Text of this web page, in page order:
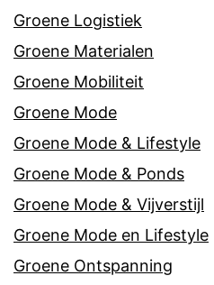
Groene Logistiek
Groene Materialen
Groene Mobiliteit
Groene Mode
Groene Mode & Lifestyle
Groene Mode & Ponds
Groene Mode & Vijverstijl
Groene Mode en Lifestyle
Groene Ontspanning